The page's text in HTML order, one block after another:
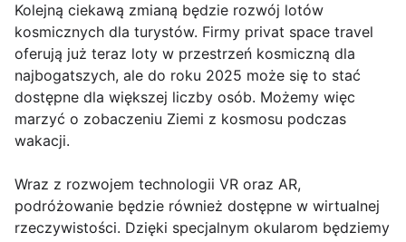
Kolejną ciekawą zmianą będzie rozwój lotów
kosmicznych dla turystów. Firmy privat space travel
oferują już teraz loty w przestrzeń kosmiczną dla
najbogatszych, ale do roku 2025 może się to stać
dostępne dla większej liczby osób. Możemy więc
marzyć o zobaczeniu Ziemi z kosmosu podczas
wakacji.
Wraz z rozwojem technologii VR oraz AR,
podróżowanie będzie również dostępne w wirtualnej
rzeczywistości. Dzięki specjalnym okularom będziemy